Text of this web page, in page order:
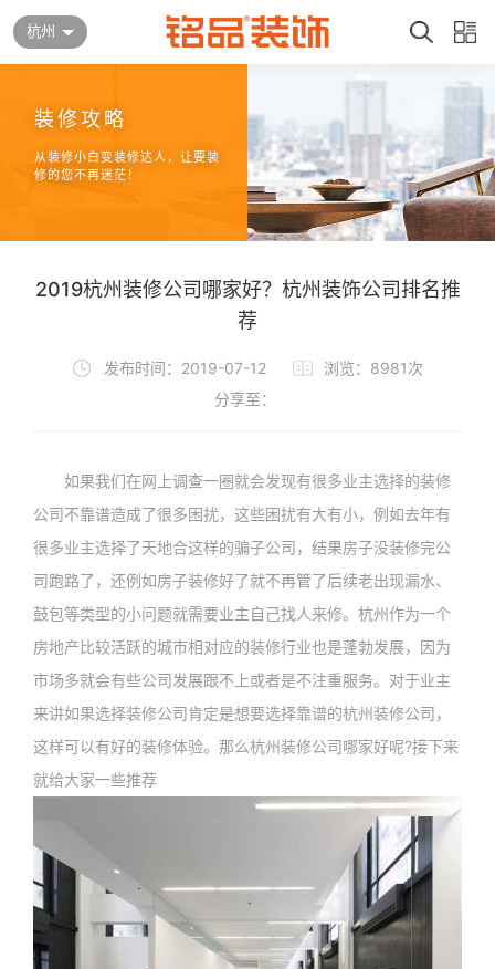
杭州
装修攻略
从装修小白变装修达人，让要装
修的您不再迷茫！
2019杭州装修公司哪家好？杭州装饰公司排名推
荐
发布时间：2019-07-12
浏览：8981次
分享至：
如果我们在网上调查一圈就会发现有很多业主选择的装修
公司不靠谱造成了很多困扰，这些困扰有大有小，例如去年有
很多业主选择了天地合这样的骗子公司，结果房子没装修完公
司跑路了，还例如房子装修好了就不再管了后续老出现漏水、
鼓包等类型的小问题就需要业主自己找人来修。杭州作为一个
房地产比较活跃的城市相对应的装修行业也是蓬勃发展，因为
市场多就会有些公司发展跟不上或者是不注重服务。对于业主
来讲如果选择装修公司肯定是想要选择靠谱的杭州装修公司，
这样可以有好的装修体验。那么杭州装修公司哪家好呢?接下来
就给大家一些推荐